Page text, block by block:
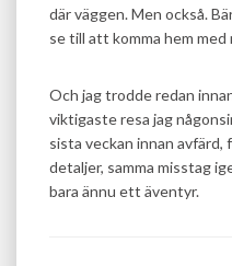
där väggen. Men också.
se till att komma hem
Och jag trodde redan
viktigaste resa jag
sista veckan innan
detaljer, samma misstag
bara ännu ett äventyr.